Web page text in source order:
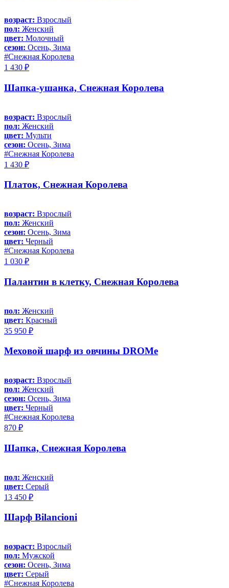
возраст: Взрослый
пол: Женский
цвет: Молочный
сезон: Осень, Зима
#Снежная Королева
1 430 ₽
Шапка-ушанка, Снежная Королева
возраст: Взрослый
пол: Женский
цвет: Мульти
сезон: Осень, Зима
#Снежная Королева
1 430 ₽
Платок, Снежная Королева
возраст: Взрослый
пол: Женский
сезон: Осень, Зима
цвет: Черный
#Снежная Королева
1 030 ₽
Палантин в клетку, Снежная Королева
пол: Женский
цвет: Красный
35 950 ₽
Меховой шарф из овчины DROMe
возраст: Взрослый
пол: Женский
сезон: Осень, Зима
цвет: Черный
#Снежная Королева
870 ₽
Шапка, Снежная Королева
пол: Женский
цвет: Серый
13 450 ₽
Шарф Bilancioni
возраст: Взрослый
пол: Мужской
сезон: Осень, Зима
цвет: Серый
#Снежная Королева